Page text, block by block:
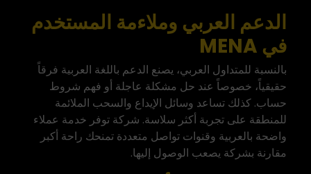
الدعم العربي وملاءمة المستخدم
في MENA
بالنسبة للمتداول العربي، يصنع الدعم باللغة العربية فرقاً
حقيقياً، خصوصاً عند حل مشكلة عاجلة أو فهم شروط
حساب. كذلك تساعد وسائل الإيداع والسحب الملائمة
للمنطقة على تجربة أكثر سلاسة. شركة توفر خدمة عملاء
واضحة بالعربية وقنوات تواصل متعددة تمنحك راحة أكبر
مقارنة بشركة يصعب الوصول إليها.